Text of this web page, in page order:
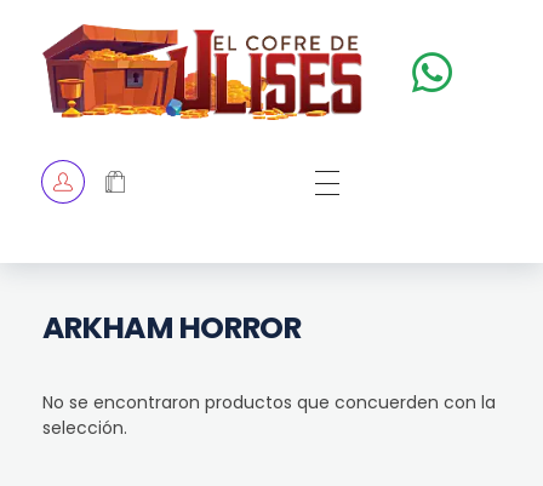
TIENDA
ARKHAM HORROR
No se encontraron productos que concuerden con la
selección.